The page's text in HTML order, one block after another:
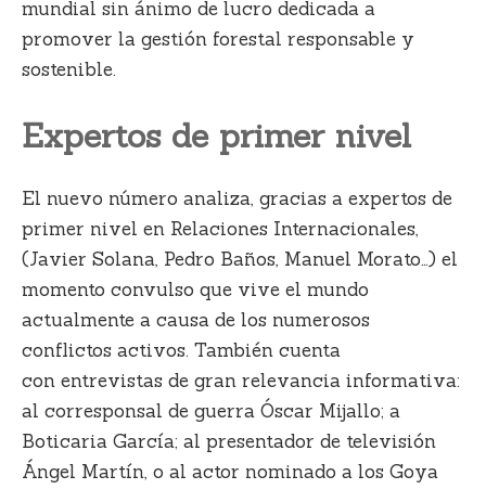
mundial sin ánimo de lucro dedicada a
promover la gestión forestal responsable y
sostenible.
Expertos de primer nivel
El nuevo número analiza, gracias a expertos de
primer nivel en Relaciones Internacionales,
(Javier Solana, Pedro Baños, Manuel Morato…) el
momento convulso que vive el mundo
actualmente a causa de los numerosos
conflictos activos. También cuenta
con entrevistas de gran relevancia informativa:
al corresponsal de guerra Óscar Mijallo; a
Boticaria García; al presentador de televisión
Ángel Martín, o al actor nominado a los Goya